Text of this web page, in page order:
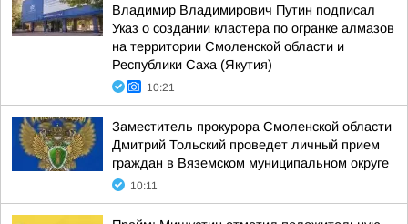
Владимир Владимирович Путин подписал
Указ о создании кластера по огранке алмазов
на территории Смоленской области и
Республики Саха (Якутия)
10:21
Заместитель прокурора Смоленской области
Дмитрий Тольский проведет личный прием
граждан в Вяземском муниципальном округе
10:11